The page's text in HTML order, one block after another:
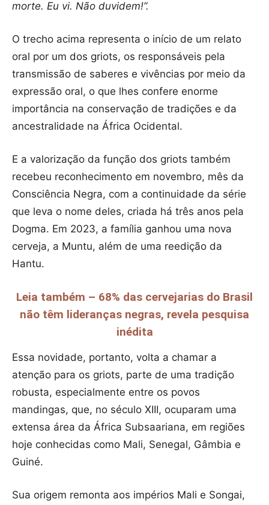
morte. Eu vi. Não duvidem!”.
O trecho acima representa o início de um relato
oral por um dos griots, os responsáveis pela
transmissão de saberes e vivências por meio da
expressão oral, o que lhes confere enorme
importância na conservação de tradições e da
ancestralidade na África Ocidental.
E a valorização da função dos griots também
recebeu reconhecimento em novembro, mês da
Consciência Negra, com a continuidade da série
que leva o nome deles, criada há três anos pela
Dogma. Em 2023, a família ganhou uma nova
cerveja, a Muntu, além de uma reedição da
Hantu.
Leia também – 68% das cervejarias do Brasil
não têm lideranças negras, revela pesquisa
inédita
Essa novidade, portanto, volta a chamar a
atenção para os griots, parte de uma tradição
robusta, especialmente entre os povos
mandingas, que, no século XIII, ocuparam uma
extensa área da África Subsaariana, em regiões
hoje conhecidas como Mali, Senegal, Gâmbia e
Guiné.
Sua origem remonta aos impérios Mali e Songai,